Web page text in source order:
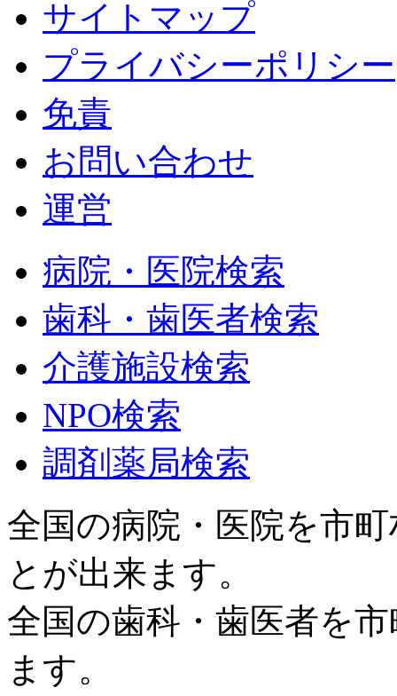
サイトマップ
プライバシーポリシー
免責
お問い合わせ
運営
病院・医院検索
歯科・歯医者検索
介護施設検索
NPO検索
調剤薬局検索
全国の病院・医院を市
とが出来ます。
全国の歯科・歯医者を
ます。